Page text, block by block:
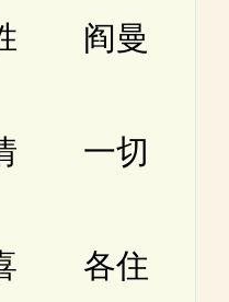
阎曼
一切
各住